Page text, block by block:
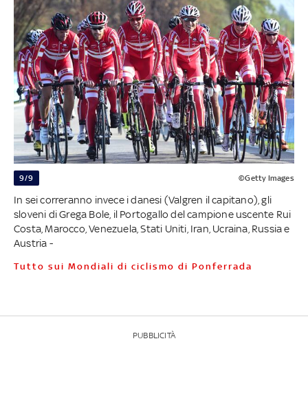
9/9 ©Getty Images
In sei correranno invece i danesi (Valgren il capitano), gli
sloveni di Grega Bole, il Portogallo del campione uscente Rui
Costa, Marocco, Venezuela, Stati Uniti, Iran, Ucraina, Russia e
Austria -
Tutto sui Mondiali di ciclismo di Ponferrada
PUBBLICITÀ